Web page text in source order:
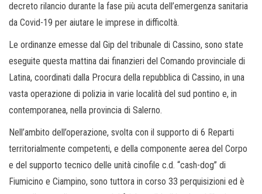
decreto rilancio durante la fase più acuta dell’emergenza sanitaria
da Covid-19 per aiutare le imprese in difficoltà.
Le ordinanze emesse dal Gip del tribunale di Cassino, sono state
eseguite questa mattina dai finanzieri del Comando provinciale di
Latina, coordinati dalla Procura della repubblica di Cassino, in una
vasta operazione di polizia in varie località del sud pontino e, in
contemporanea, nella provincia di Salerno.
Nell’ambito dell’operazione, svolta con il supporto di 6 Reparti
territorialmente competenti, e della componente aerea del Corpo
e del supporto tecnico delle unità cinofile c.d. “cash-dog” di
Fiumicino e Ciampino, sono tuttora in corso 33 perquisizioni ed è